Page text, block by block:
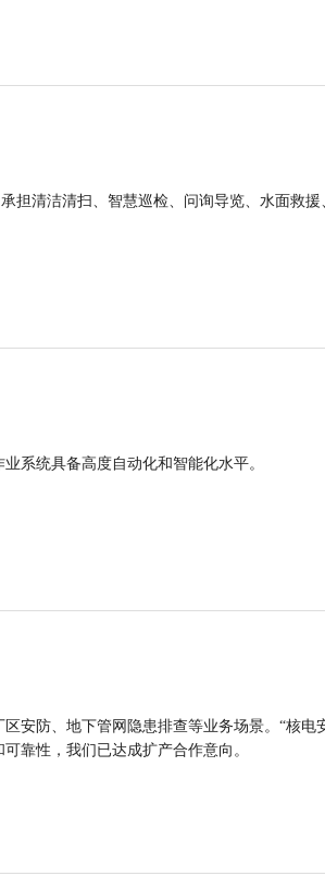
担清洁清扫、智慧巡检、问询导览、水面救援
系统具备高度自动化和智能化水平。
安防、地下管网隐患排查等业务场景。“核电
靠性，我们已达成扩产合作意向。